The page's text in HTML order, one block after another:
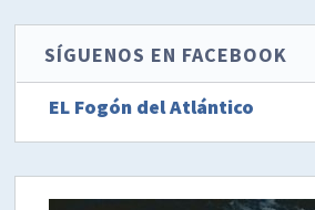
SÍGUENOS EN FACEBOOK
EL Fogón del Atlántico